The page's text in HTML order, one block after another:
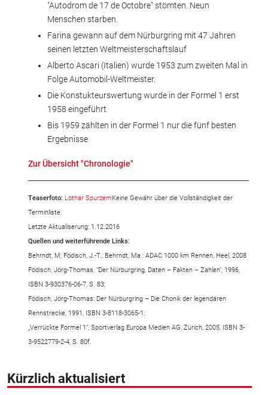
"Autodrom de 17 de Octobre" stömten. Neun
Menschen starben.
Farina gewann auf dem Nürburgring mit 47 Jahren
seinen letzten Weltmeisterschaftslauf
Alberto Ascari (Italien) wurde 1953 zum zweiten Mal in
Folge Automobil-Weltmeister.
Die Konstukteurswertung wurde in der Formel 1 erst
1958 eingeführt
Bis 1959 zählten in der Formel 1 nur die fünf besten
Ergebnisse
Zur Übersicht "Chronologie"
Teaserfoto: Lothar SpurzemKeine Gewähr über die Vollständigkeit der
Terminliste.
Letzte Aktualiserung: 1.12.2016
Quellen und weiterführende Links:
Behrndt, M; Födisch, J.-T.; Behrndt, Ma.: ADAC 1000 km Rennen, Heel, 2008
Födisch, Jörg-Thomas, "Der Nürburgring, Daten – Fakten – Zahlen", 1996,
ISBN 3-930376-06-7, S. 83;
Födisch, Jörg-Thomas: Der Nürburgring – Die Chonik der legendären
Rennstrecke, 1991, ISBN 3-8118-3065-1;
„Verrückte Formel 1“, Sportverlag Europa Medien AG, Zürich, 2005, ISBN 3-
3-9522779-2-4, S. 80f.
Kürzlich aktualisiert